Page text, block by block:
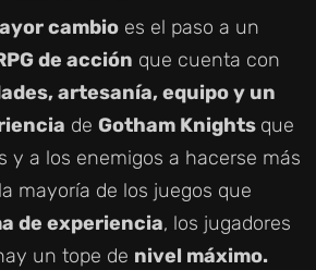
cambio es el paso a un
de acción que cuenta con
artesanía, equipo y un
de Gotham Knights que
y a los enemigos a hacerse más
mayoría de los juegos que
de experiencia, los jugadores
un tope de nivel máximo.